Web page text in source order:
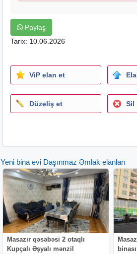
Paylaş
Tarix: 10.06.2026
ViP elan et
Düzəliş et Sil
Yeni bina evi Daşınmaz Əmlak elanları
Masazır qəsəbəsi 2 otaqlı
Kupçalı Əşyalı mənzil